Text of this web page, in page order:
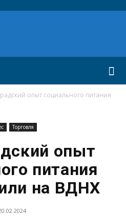
опыт социального питания
Торговля
опыт
питания
на ВДНХ